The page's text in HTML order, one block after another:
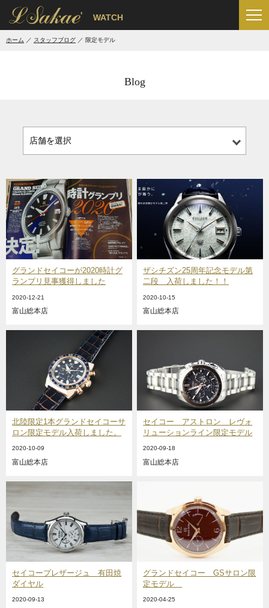
' WATCH
ホーム スタッフブログ 限定モデル
Blog
グランドセイコーが2020時計グ
ランプリ見事獲得しました
2020-12-21
富山総本店
ザシチズン25周年記念モデル第
二段 入荷しました！！
2020-10-15
富山総本店
北陸限定1本グランドセイコーサ
ロン限定モデル入荷しました。
2020-10-09
富山総本店
セイコー アストロン レヴォ
リューションライン限定モデル
2020-09-18
富山総本店
セイコープレザージュ 有田焼
ダイヤル
2020-09-13
グランドセイコー GSサロン限
定モデル
2020-04-25